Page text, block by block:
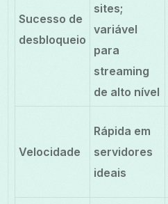
Sucesso de
desbloqueio
sites;
variável
para
streaming
de alto nível
Velocidade
Rápida em
servidores
ideais